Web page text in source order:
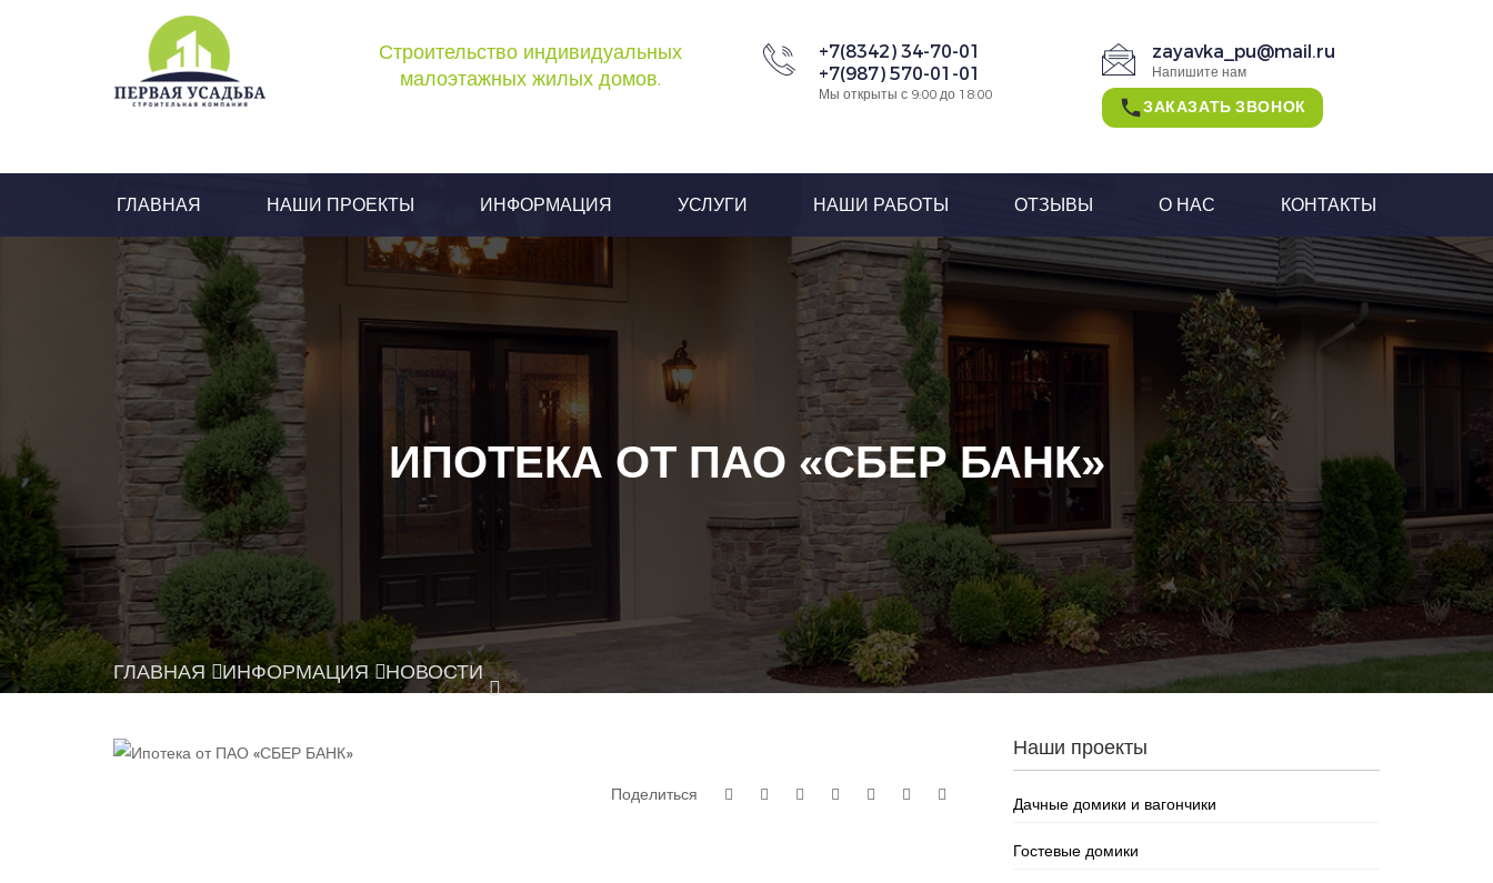
Строительство индивидуальных
малоэтажных жилых домов.
+7(8342) 34-70-01
+7(987) 570-01-01
Мы открыты с 9:00 до 18:00
zayavka_pu@mail.ru
Напишите нам
ЗАКАЗАТЬ ЗВОНОК
ГЛАВНАЯ НАШИ ПРОЕКТЫ ИНФОРМАЦИЯ УСЛУГИ НАШИ РАБОТЫ ОТЗЫВЫ О НАС КОНТАКТЫ
ИПОТЕКА ОТ ПАО «СБЕР БАНК»
ГЛАВНАЯ ИНФОРМАЦИЯ НОВОСТИ
Поделиться
Наши проекты
Дачные домики и вагончики
Гостевые домики